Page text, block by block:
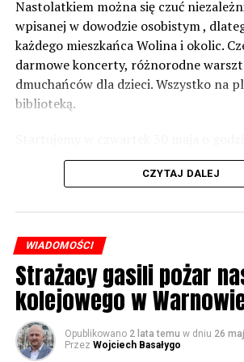
zabezpieczeń. Dopóki nie będzie tych
norm dopuszczalnego hałasu, no to
zrobić. Tam są odpowiednie normy –
zaznacza.
Foto: Wojciech Basałygo
Nastolatkiem można się czuć
wpisanej w dowodzie osobistym ,
każdego mieszkańca Wolina i okolic.
darmowe koncerty, różnorodne
dmuchańców dla dzieci. Wszystko na
biblioteką.
występami zespołów „Yellow” i
CZYTAJ DALEJ
WIADOMOŚCI
Strażacy gasili pożar
kolejowego w
Opublikowano 2 lata temu w dniu 26
Przez Wojciech Basałygo